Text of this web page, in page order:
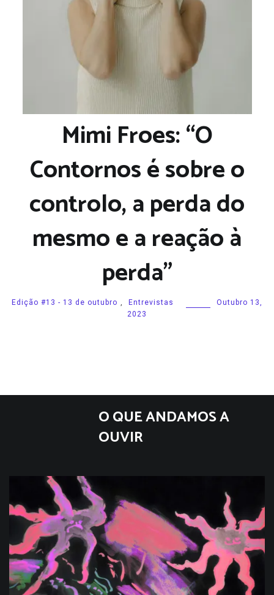
Mimi Froes: “O
Contornos é sobre o
controlo, a perda do
mesmo e a reação à
perda”
Edição #13 - 13 de outubro , Entrevistas
Outubro 13,
2023
O QUE ANDAMOS A
OUVIR